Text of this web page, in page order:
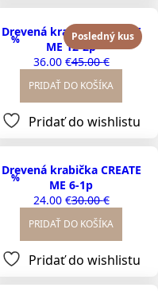
% Posledný kus
Drevená krabička CREATE
ME 12-2p
45.00€
Original
price
45.00 €.
36.00 €Current
price
36.00 €.
PRIDAŤ DO KOŠÍKA
Pridať do wishlistu
%
Drevená krabička CREATE
ME 6-1p
30.00€
Original
price
30.00 €.
24.00 €Current
price
24.00 €.
PRIDAŤ DO KOŠÍKA
Pridať do wishlistu